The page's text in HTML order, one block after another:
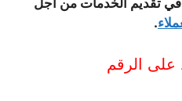
.
على الرقم